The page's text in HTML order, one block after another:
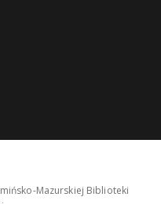
Mazurskiej Biblioteki